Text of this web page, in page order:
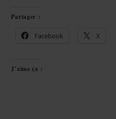
Partager :
Facebook X
J’aime ça :